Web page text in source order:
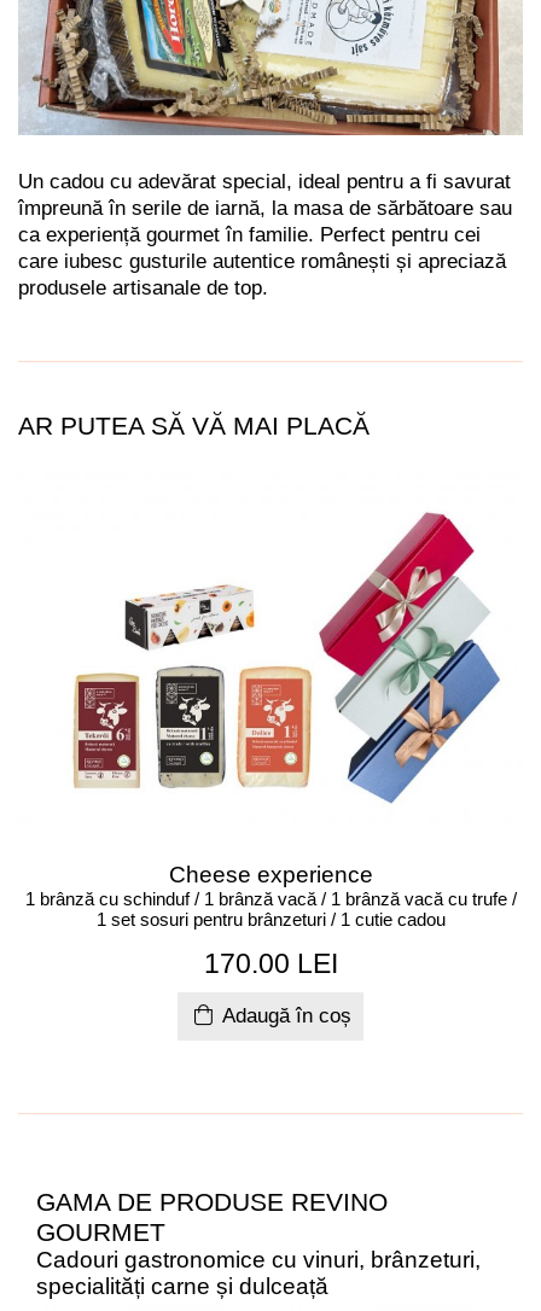
Un cadou cu adevărat special, ideal pentru a fi savurat
împreună în serile de iarnă, la masa de sărbătoare sau
ca experiență gourmet în familie. Perfect pentru cei
care iubesc gusturile autentice românești și apreciază
produsele artisanale de top.
AR PUTEA SĂ VĂ MAI PLACĂ
Cheese experience
1 brânză cu schinduf / 1 brânză vacă / 1 brânză vacă cu trufe /
1 set sosuri pentru brânzeturi / 1 cutie cadou
170.00 LEI
Adaugă în coș
GAMA DE PRODUSE REVINO
GOURMET
Cadouri gastronomice cu vinuri, brânzeturi,
specialități carne și dulceață